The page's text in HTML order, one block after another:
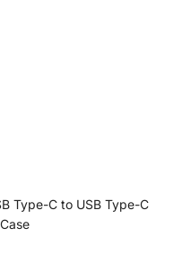
Type-C to USB Type-C